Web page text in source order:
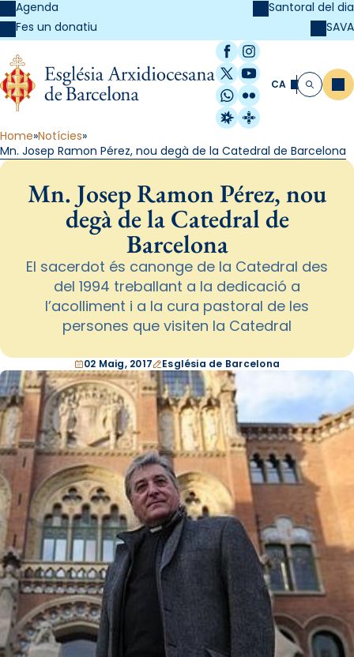
Agenda
Fes un donatiu
Santoral del dia
SAVA
Facebook
Instagram
X / Twitter
YouTube
WhatsApp
Flickr
Radio Estel
Catalunya
CA Cerca
Home Notícies
Mn. Josep Ramon Pérez, nou degà de la Catedral de Barcelona
Mn. Josep Ramon Pérez, nou
degà de la Catedral de
Barcelona
El sacerdot és canonge de la Catedral des
del 1994 treballant a la dedicació a
l’acolliment i a la cura pastoral de les
persones que visiten la Catedral
02 Maig, 2017 Església de Barcelona